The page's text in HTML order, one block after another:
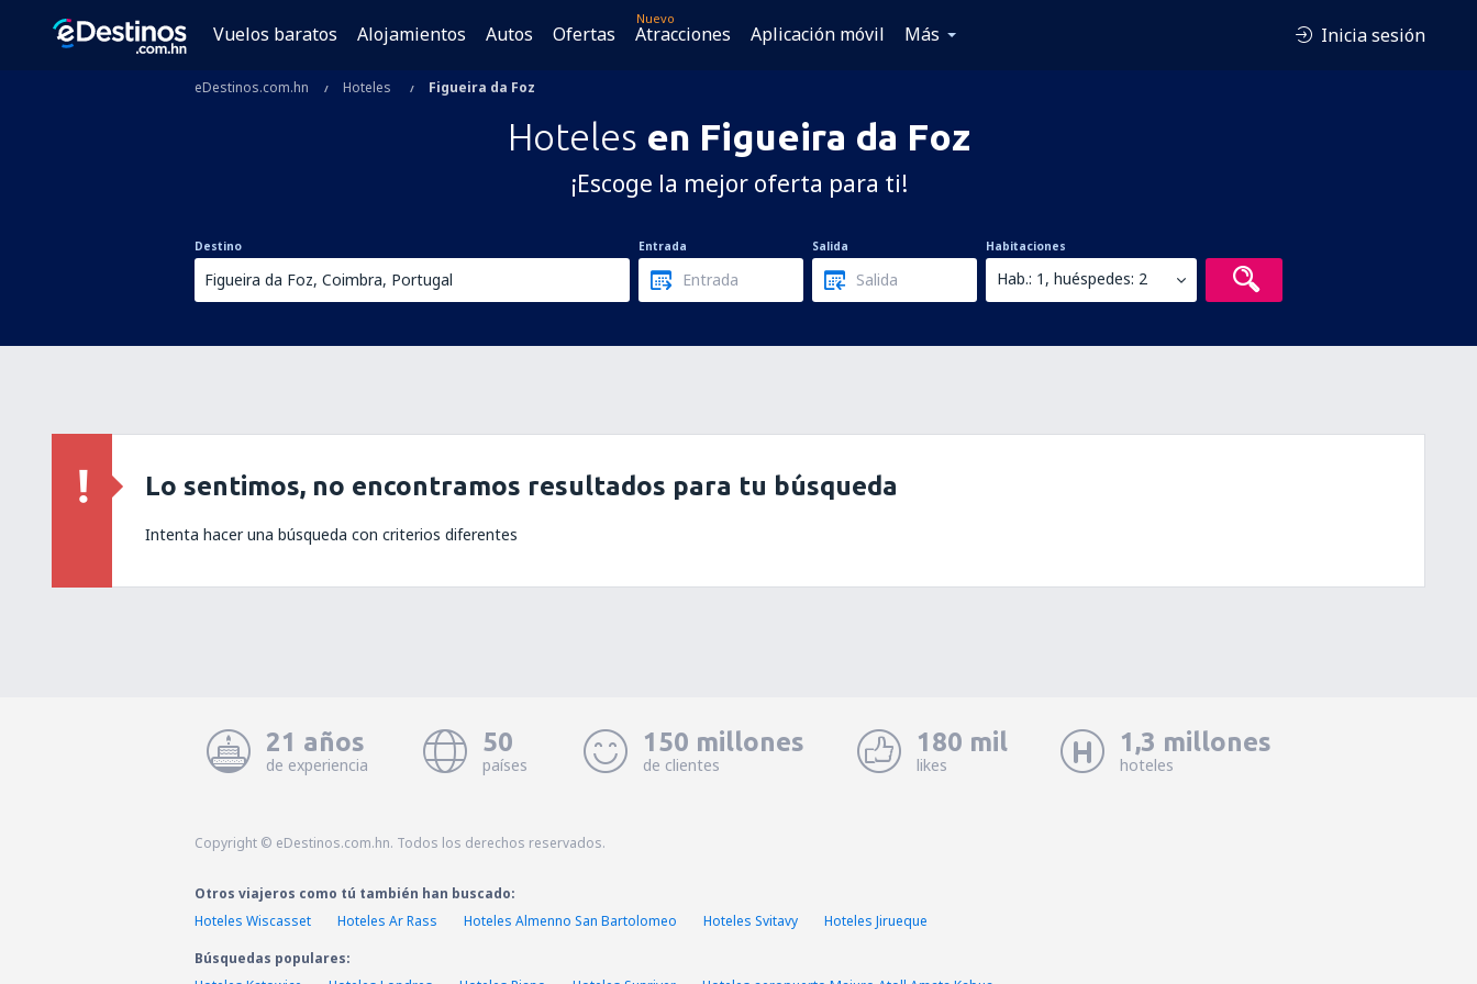
Vuelos baratos Alojamientos Autos Ofertas
Nuevo
Atracciones Aplicación móvil Más Inicia sesión
eDestinos.com.hn Hoteles Figueira da Foz
Hoteles en Figueira da Foz
¡Escoge la mejor oferta para ti!
Destino Entrada Salida Habitaciones
Hab.: 1, huéspedes: 2
Lo sentimos, no encontramos resultados para tu búsqueda
Intenta hacer una búsqueda con criterios diferentes
21 años
de experiencia
50
países
150 millones
de clientes
180 mil
likes
1,3 millones
hoteles
Copyright © eDestinos.com.hn. Todos los derechos reservados.
Otros viajeros como tú también han buscado:
Hoteles Wiscasset
Hoteles Ar Rass Hoteles Almenno San Bartolomeo Hoteles Svitavy
Hoteles Jirueque
Búsquedas populares: